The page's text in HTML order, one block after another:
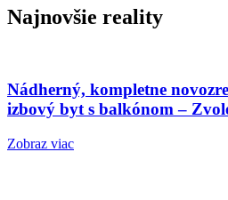
Najnovšie reality
Nádherný, kompletne
izbový byt s balkónom –
Zobraz viac